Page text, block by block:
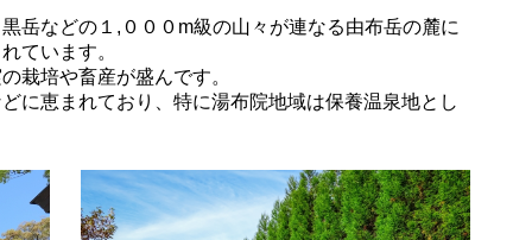
岳などの１,０００m級の山々が連なる由布岳の麓に
ています。
栽培や畜産が盛んです。
に恵まれており、特に湯布院地域は保養温泉地とし